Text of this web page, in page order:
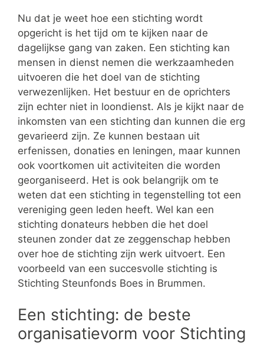
Nu dat je weet hoe een stichting wordt
opgericht is het tijd om te kijken naar de
dagelijkse gang van zaken. Een stichting kan
mensen in dienst nemen die werkzaamheden
uitvoeren die het doel van de stichting
verwezenlijken. Het bestuur en de oprichters
zijn echter niet in loondienst. Als je kijkt naar de
inkomsten van een stichting dan kunnen die erg
gevarieerd zijn. Ze kunnen bestaan uit
erfenissen, donaties en leningen, maar kunnen
ook voortkomen uit activiteiten die worden
georganiseerd. Het is ook belangrijk om te
weten dat een stichting in tegenstelling tot een
vereniging geen leden heeft. Wel kan een
stichting donateurs hebben die het doel
steunen zonder dat ze zeggenschap hebben
over hoe de stichting zijn werk uitvoert. Een
voorbeeld van een succesvolle stichting is
Stichting Steunfonds Boes in Brummen.
Een stichting: de beste
organisatievorm voor Stichting